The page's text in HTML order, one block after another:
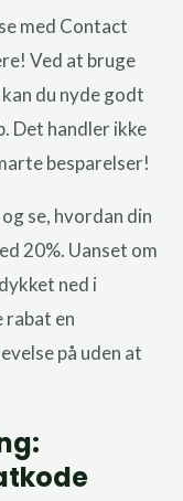
med Contact
Ved at bruge
du nyde godt
Det handler ikke
besparelser!
se, hvordan din
20%. Uanset om
ned i
rabat en
på uden at